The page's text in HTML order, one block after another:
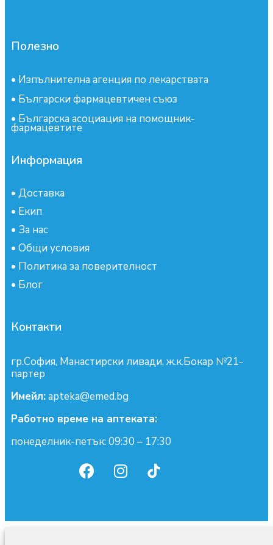
Полезно
• Изпълнителна агенция по лекарствата
• Български фармацевтичен съюз
• Българска асоциация на помощник-
фармацевтите
Информация
• Доставка
• Екип
• За нас
• Общи условия
• Политика за поверителност
• Блог
Контакти
гр.София, Манастирски ливади, ж.к.Бокар №21-
партер
Имейл:apteka@emed.bg
Работно време на аптеката:
понеделник-петък: 09:30 – 17:30